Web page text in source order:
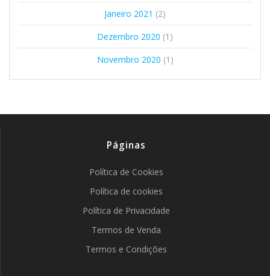
Janeiro 2021 (2)
Dezembro 2020 (1)
Novembro 2020 (1)
Páginas
Política de Cookies
Política de cookies
Política de Privacidade
Termos de Venda
Termos e Condições